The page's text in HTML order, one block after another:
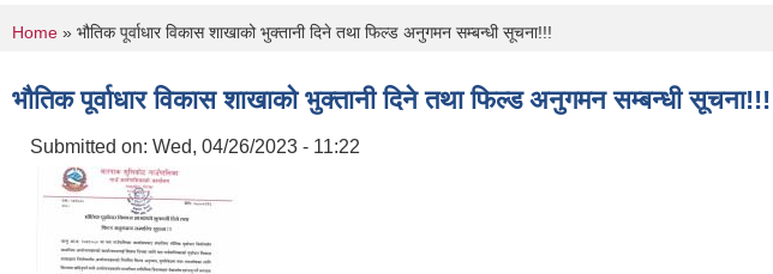
You are here
Home » भौतिक पूर्वाधार विकास शाखाको भुक्तानी दिने तथा फिल्ड अनुगमन सम्बन्धी सूचना!!!
भौतिक पूर्वाधार विकास शाखाको भुक्तानी दिने तथा फिल्ड अनुगमन सम्बन्धी सूचना!!!
Submitted on: Wed, 04/26/2023 - 11:22